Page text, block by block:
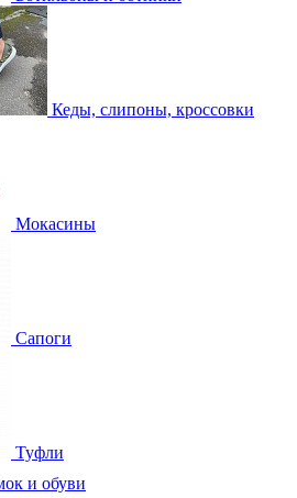
Кеды, слипоны, кроссовки
Мокасины
Сапоги
Туфли
и обуви